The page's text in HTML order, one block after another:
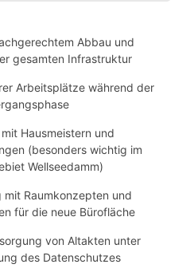
Abbau und
gesamten Infrastruktur
Arbeitsplätze während der
Hausmeistern und
(besonders wichtig im
Wellseedamm)
mit Raumkonzepten und
für die neue Bürofläche
von Altakten unter
des Datenschutzes